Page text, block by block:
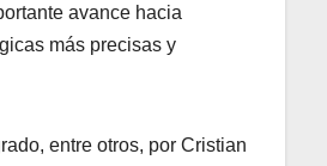
avance hacia
más precisas y
entre otros, por Cristian